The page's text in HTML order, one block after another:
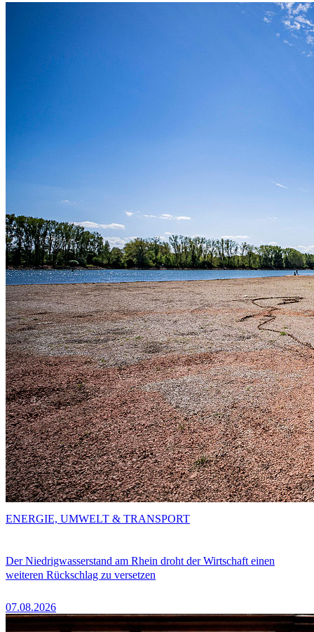
Der Niedrigwasserstand am Rhein droht der Wirtschaft einen
weiteren Rückschlag zu versetzen
07.08.2026
ENERGIE, UMWELT & TRANSPORT